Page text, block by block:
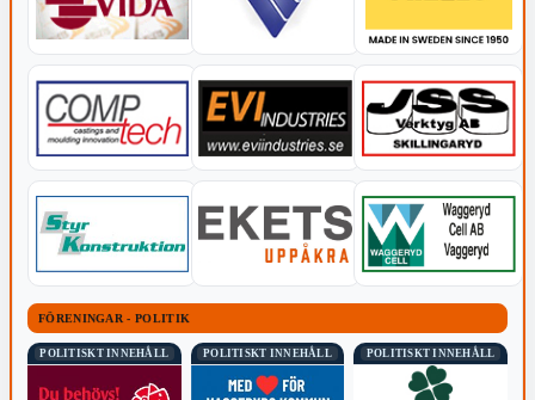
FÖRENINGAR - POLITIK
POLITISKT INNEHÅLL POLITISKT INNEHÅLL POLITISKT INNEHÅLL